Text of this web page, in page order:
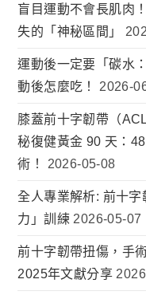
盲目運動不會長肌肉
失的「神秘區間」
運動後一定要「碳水
動後怎麼吃！
2026-
膝蓋前十字韌帶（
秘復健黃金 90 天：
術！
2026-05-08
全人專業解析: 前十
力」訓練 2026-05-07
前十字韌帶扭傷，手
2025年文獻分享